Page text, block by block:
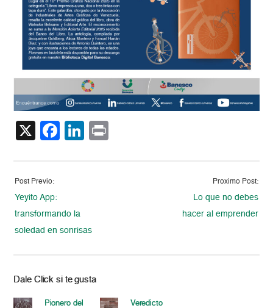
X Facebook
LinkedIn
Post Previo:
Yeyito App:
transformando la
soledad en sonrisas
Proximo Post:
Lo que no debes
hacer al emprender
Dale Click si te gusta
Pionero del
Veredicto